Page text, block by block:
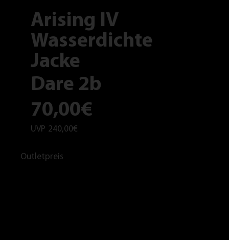
Arising IV
Wasserdichte
Jacke
Dare 2b
70,00€
UVP 240,00€
Outletpreis